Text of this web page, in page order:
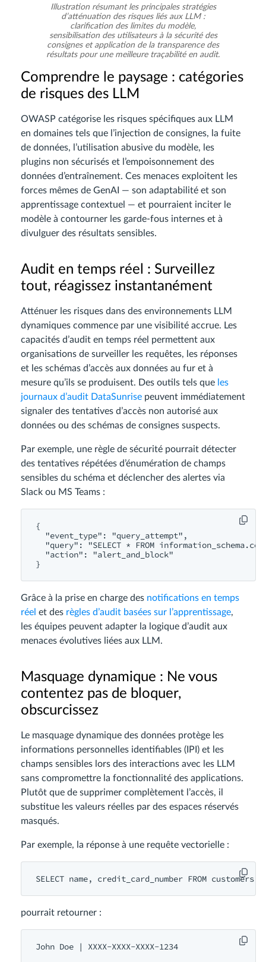
Illustration résumant les principales stratégies
d’atténuation des risques liés aux LLM :
clarification des limites du modèle,
sensibilisation des utilisateurs à la sécurité des
consignes et application de la transparence des
résultats pour une meilleure traçabilité en audit.
Comprendre le paysage : catégories
de risques des LLM
OWASP catégorise les risques spécifiques aux LLM
en domaines tels que l’injection de consignes, la fuite
de données, l’utilisation abusive du modèle, les
plugins non sécurisés et l’empoisonnement des
données d’entraînement. Ces menaces exploitent les
forces mêmes de GenAI — son adaptabilité et son
apprentissage contextuel — et pourraient inciter le
modèle à contourner les garde-fous internes et à
divulguer des résultats sensibles.
Audit en temps réel : Surveillez
tout, réagissez instantanément
Atténuer les risques dans des environnements LLM
dynamiques commence par une visibilité accrue. Les
capacités d’audit en temps réel permettent aux
organisations de surveiller les requêtes, les réponses
et les schémas d’accès aux données au fur et à
mesure qu’ils se produisent. Des outils tels que les
journaux d’audit DataSunrise peuvent immédiatement
signaler des tentatives d’accès non autorisé aux
données ou des schémas de consignes suspects.
Par exemple, une règle de sécurité pourrait détecter
des tentatives répétées d’énumération de champs
sensibles du schéma et déclencher des alertes via
Slack ou MS Teams :
{
  "event_type": "query_attempt",
"query": "SELECT * FROM
  "action": "alert_and_block"
Grâce à la prise en charge des notifications en temps
réel et des règles d’audit basées sur l’apprentissage,
les équipes peuvent adapter la logique d’audit aux
menaces évolutives liées aux LLM.
Masquage dynamique : Ne vous
contentez pas de bloquer,
obscurcissez
Le masquage dynamique des données protège les
informations personnelles identifiables (IPI) et les
champs sensibles lors des interactions avec les LLM
sans compromettre la fonctionnalité des applications.
Plutôt que de supprimer complètement l’accès, il
substitue les valeurs réelles par des espaces réservés
masqués.
Par exemple, la réponse à une requête vectorielle :
pourrait retourner :